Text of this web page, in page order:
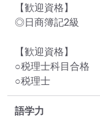
【歓迎資格】
◎日商簿記2級
【歓迎資格】
○税理士科目合格
○税理士
語学力